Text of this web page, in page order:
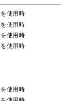
使用時
使用時
使用時
使用時
使用時